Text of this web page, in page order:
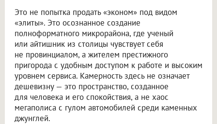
Это не попытка продать «эконом» под видом
«элиты». Это осознанное создание
полноформатного микрорайона, где ученый
или айтишник из столицы чувствует себя
не провинциалом, а жителем престижного
пригорода с удобным доступом к работе и высоким
уровнем сервиса. Камерность здесь не означает
дешевизну — это пространство, созданное
для человека и его спокойствия, а не хаос
мегаполиса с гулом автомобилей среди каменных
джунглей.